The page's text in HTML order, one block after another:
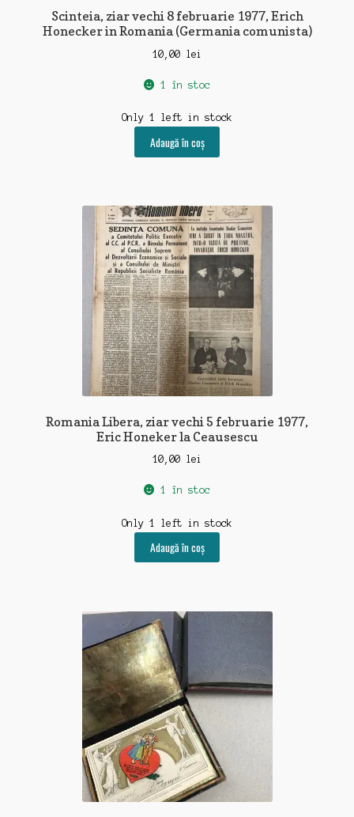
Scinteia, ziar vechi 8 februarie 1977, Erich
Honecker in Romania (Germania comunista)
10,00 lei
1 în stoc
Only 1 left in stock
Adaugă în coș
Romania Libera, ziar vechi 5 februarie 1977,
Eric Honeker la Ceausescu
10,00 lei
1 în stoc
Only 1 left in stock
Adaugă în coș